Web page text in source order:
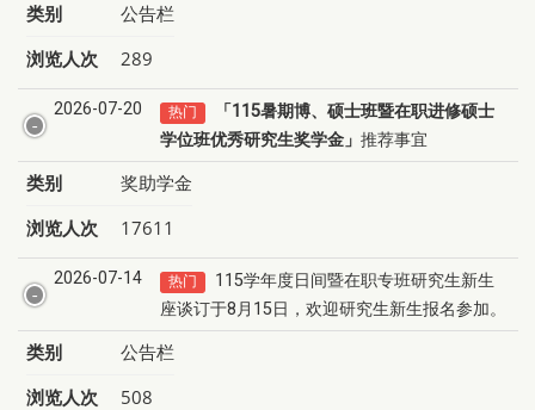
类别
公告栏
浏览人次
289
2026-07-20 热门 「115暑期博、硕士班暨在职进修硕士
学位班优秀研究生奖学金」推荐事宜
类别
奖助学金
浏览人次
17611
2026-07-14 热门
115学年度日间暨在职专班研究生新生
座谈订于8月15日，欢迎研究生新生报名参加。
类别
公告栏
浏览人次
508